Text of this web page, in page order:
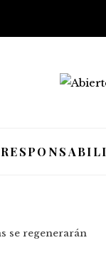
se regenerarán